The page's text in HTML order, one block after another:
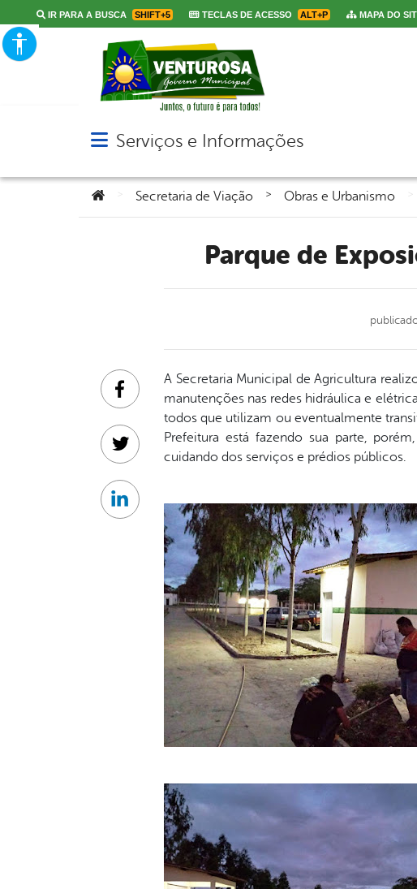
IR PARA A BUSCA SHIFT+5 TECLAS DE ACESSO ALT+P MAPA DO
Abrir menu principal de navegação
Serviços e Informações
Você está aqui:Secretaria de Viação > Obras e Urbanismo
Parque de
A Secretaria Municipal de Agricultura
manutenções nas redes hidráulica e
todos que utilizam ou eventualmente
Prefeitura está fazendo sua parte,
cuidando dos serviços e prédios públicos.
Facebook
Twitter
Linkedin